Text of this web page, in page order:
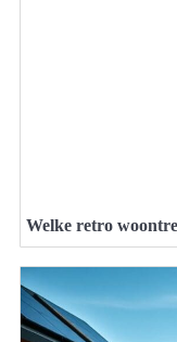
Welke retro